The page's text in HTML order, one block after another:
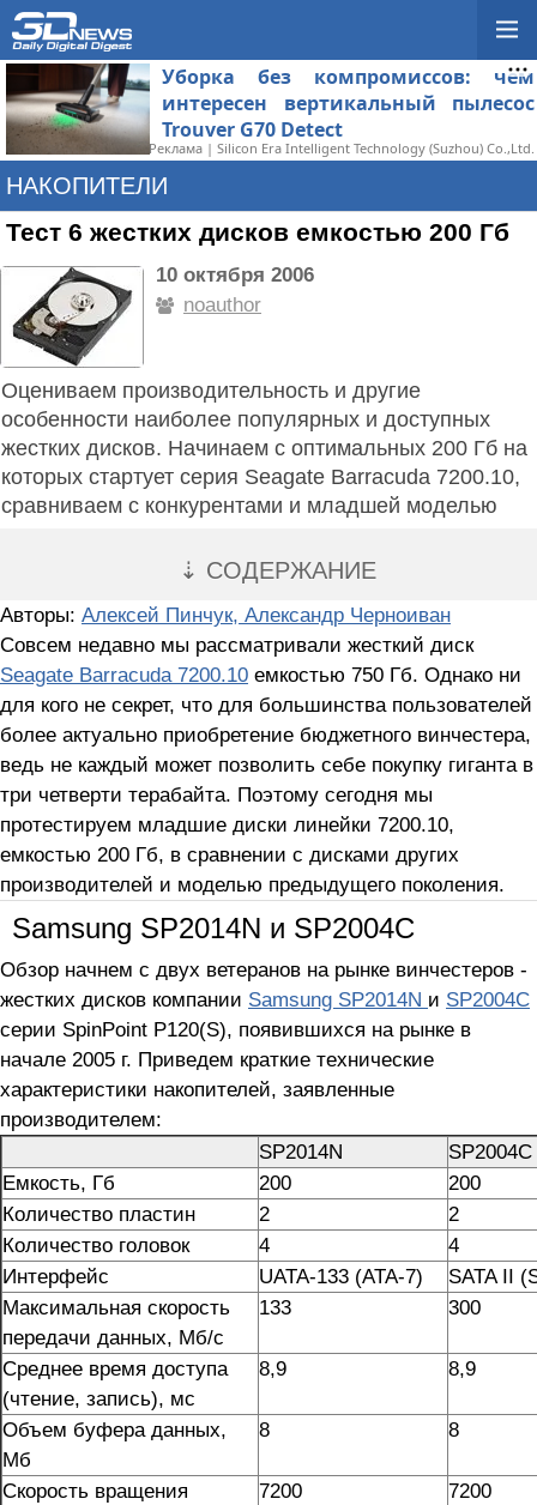
Уборка без компромиссов: чем
интересен вертикальный пылесос
Trouver G70 Detect
Реклама | Silicon Era Intelligent Technology (Suzhou) Co.,Ltd.
НАКОПИТЕЛИ
Тест 6 жестких дисков емкостью 200 Гб
10 октября 2006
noauthor
Оцениваем производительность и другие
особенности наиболее популярных и доступных
жестких дисков. Начинаем с оптимальных 200 Гб на
которых стартует серия Seagate Barracuda 7200.10,
сравниваем с конкурентами и младшей моделью
⇣ СОДЕРЖАНИЕ
Авторы: Алексей Пинчук, Александр Черноиван
Совсем недавно мы рассматривали жесткий диск
Seagate Barracuda 7200.10 емкостью 750 Гб. Однако ни
для кого не секрет, что для большинства пользователей
более актуально приобретение бюджетного винчестера,
ведь не каждый может позволить себе покупку гиганта в
три четверти терабайта. Поэтому сегодня мы
протестируем младшие диски линейки 7200.10,
емкостью 200 Гб, в сравнении с дисками других
производителей и моделью предыдущего поколения.
Samsung SP2014N и SP2004C
Обзор начнем с двух ветеранов на рынке винчестеров -
жестких дисков компании Samsung SP2014N и SP2004C
серии SpinPoint P120(S), появившихся на рынке в
начале 2005 г. Приведем краткие технические
характеристики накопителей, заявленные
производителем:
SP2014N
SP2004C
Емкость, Гб
200
200
Количество пластин
2
2
Количество головок
4
4
Интерфейс
UATA-133 (ATA-7)
SATA II
Максимальная скорость
передачи данных, Мб/с
133 300
Среднее время доступа
(чтение, запись), мс
8,9 8,9
Объем буфера данных,
Мб
8 8
Скорость вращения
7200 7200